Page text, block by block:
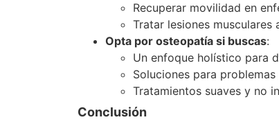
Recuperar movilidad en
Tratar lesiones musculares
Opta por osteopatía si buscas:
Un enfoque holístico para
Soluciones para
Tratamientos suaves y no
Conclusión